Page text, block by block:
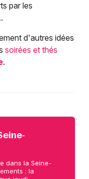
par les
d'autres idées
soirées et thés
.
dans la Seine-
: la